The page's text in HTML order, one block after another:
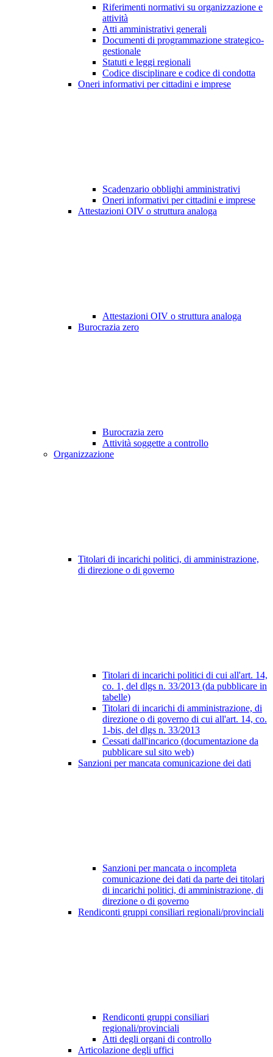
Riferimenti normativi su organizzazione e
attività
Atti amministrativi generali
Documenti di programmazione strategico-
gestionale
Statuti e leggi regionali
Codice disciplinare e codice di condotta
Oneri informativi per cittadini e imprese
Scadenzario obblighi amministrativi
Oneri informativi per cittadini e imprese
Attestazioni OIV o struttura analoga
Attestazioni OIV o struttura analoga
Burocrazia zero
Burocrazia zero
Attività soggette a controllo
Organizzazione
Titolari di incarichi politici, di amministrazione,
di direzione o di governo
Titolari di incarichi politici di cui all'art. 14,
co. 1, del dlgs n. 33/2013 (da pubblicare in
tabelle)
Titolari di incarichi di amministrazione, di
direzione o di governo di cui all'art. 14, co.
1-bis, del dlgs n. 33/2013
Cessati dall'incarico (documentazione da
pubblicare sul sito web)
Sanzioni per mancata comunicazione dei dati
Sanzioni per mancata o incompleta
comunicazione dei dati da parte dei titolari
di incarichi politici, di amministrazione, di
direzione o di governo
Rendiconti gruppi consiliari regionali/provinciali
Rendiconti gruppi consiliari
regionali/provinciali
Atti degli organi di controllo
Articolazione degli uffici